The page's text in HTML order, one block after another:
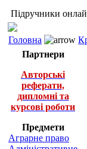
Підручники
Головна
Партнери
Авторські
реферати,
дипломні та
курсові роботи
Предмети
Аграрне право